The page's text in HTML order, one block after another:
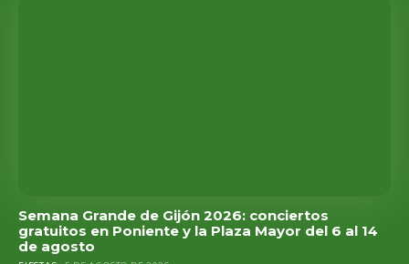
Semana Grande de Gijón 2026: conciertos
gratuitos en Poniente y la Plaza Mayor del 6 al 14
de agosto